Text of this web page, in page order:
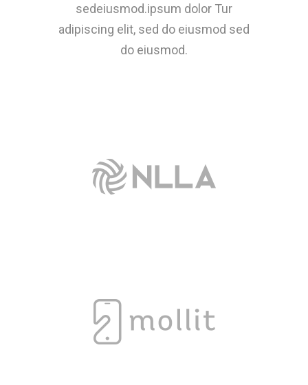
sedeiusmod.ipsum dolor Tur
adipiscing elit, sed do eiusmod sed
do eiusmod.